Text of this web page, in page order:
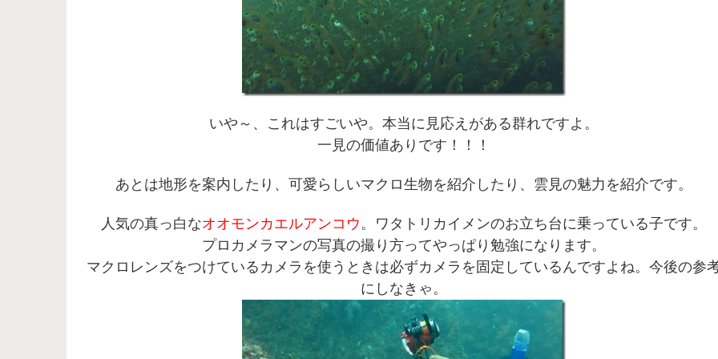
いや～、これはすごいや。本当に見応えがある群れですよ。
一見の価値ありです！！！
あとは地形を案内したり、可愛らしいマクロ生物を紹介したり、雲見の魅力を紹介です。
人気の真っ白なオオモンカエルアンコウ 。ワタトリカイメンのお立ち台に乗っている子です。
プロカメラマンの写真の撮り方ってやっぱり勉強になります。
マクロレンズをつけているカメラを使うときは必ずカメラを固定しているんですよね。今後の参
にしなきゃ。